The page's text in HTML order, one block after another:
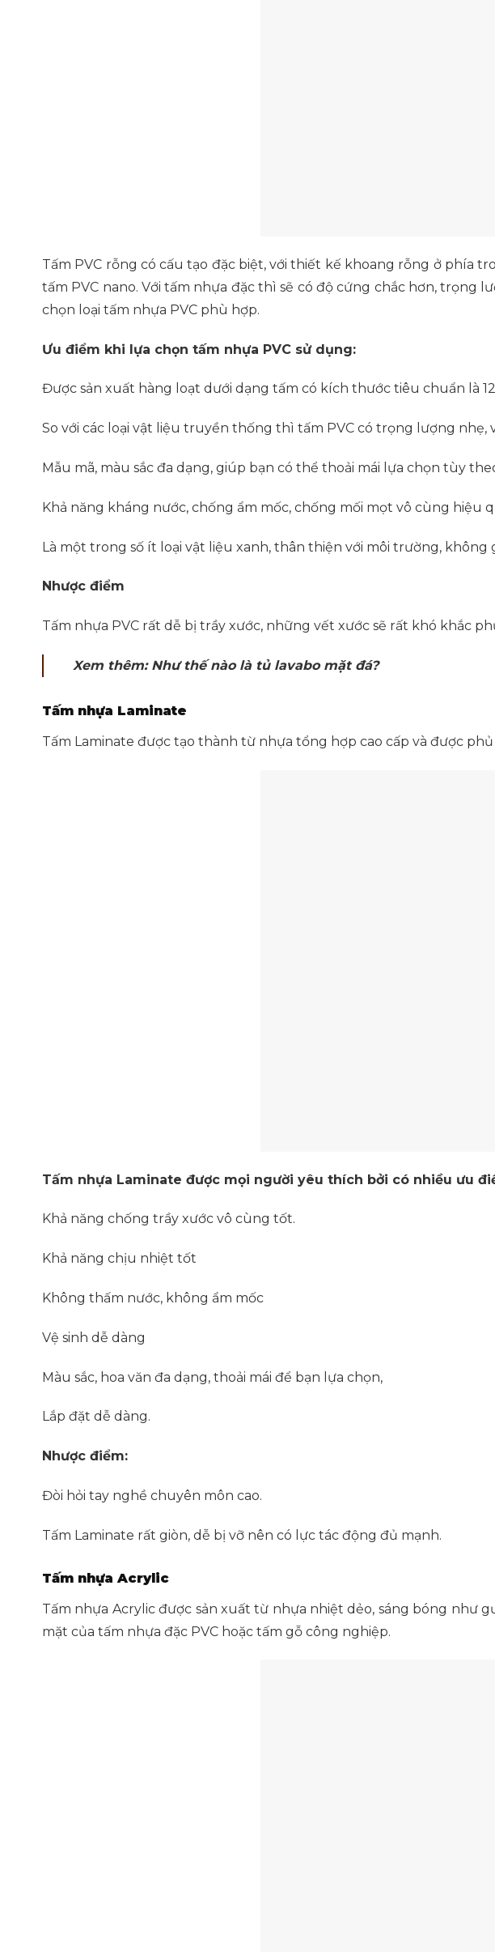
Tấm PVC rỗng có cấu tạo đặc biệt, với thiết kế khoang rỗng ở phía
tấm PVC nano. Với tấm nhựa đặc thì sẽ có độ cứng chắc hơn, trọng
chọn loại tấm nhựa PVC phù hợp.
Ưu điểm khi lựa chọn tấm nhựa PVC sử dụng:
Được sản xuất hàng loạt dưới dạng tấm có kích thước tiêu chuẩn là
So với các loại vật liệu truyền thống thì tấm PVC có trọng lượng nhẹ,
Mẫu mã, màu sắc đa dạng, giúp bạn có thể thoải mái lựa chọn tùy
Khả năng kháng nước, chống ẩm mốc, chống mối mọt vô cùng hiệu
Là một trong số ít loại vật liệu xanh, thân thiện với môi trường, không
Nhược điểm
Tấm nhựa PVC rất dễ bị trầy xước, những vết xước sẽ rất khó khắc
Xem thêm: Như thế nào là tủ lavabo mặt đá?
Tấm nhựa Laminate
Tấm Laminate được tạo thành từ nhựa tổng hợp cao cấp và được
Tấm nhựa Laminate được mọi người yêu thích bởi có nhiều ưu
Khả năng chống trầy xước vô cùng tốt.
Khả năng chịu nhiệt tốt
Không thấm nước, không ẩm mốc
Vệ sinh dễ dàng
Màu sắc, hoa văn đa dạng, thoải mái để bạn lựa chọn,
Lắp đặt dễ dàng.
Nhược điểm:
Đòi hỏi tay nghề chuyên môn cao.
Tấm Laminate rất giòn, dễ bị vỡ nên có lực tác động đủ mạnh.
Tấm nhựa Acrylic
Tấm nhựa Acrylic được sản xuất từ nhựa nhiệt dẻo, sáng bóng như
mặt của tấm nhựa đặc PVC hoặc tấm gỗ công nghiệp.